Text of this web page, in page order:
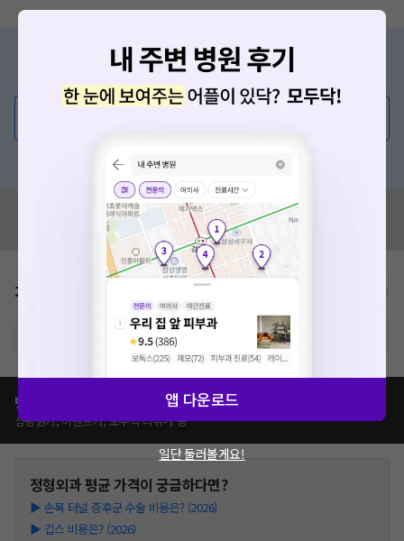
증상/치료, 궁금한 점이 있나요?
의사가 직접 답해드려요!
혹시 잘못된 병원정보가 있나요?
모두닥 팀에 알려주세요!
가격표
※ 해당병원의 비급여 가격표는 현재 준비중입니다.
병원별 가격 비교하기
심평원가, 이벤트가, 모두닥 리뷰가 등
정형외과평균 가격이 궁금하다면?
▶ 손목 터널 증후군 수술 비용은? (2026)
▶ 깁스 비용은? (2026)
앱 다운로드
일단 둘러볼게요!